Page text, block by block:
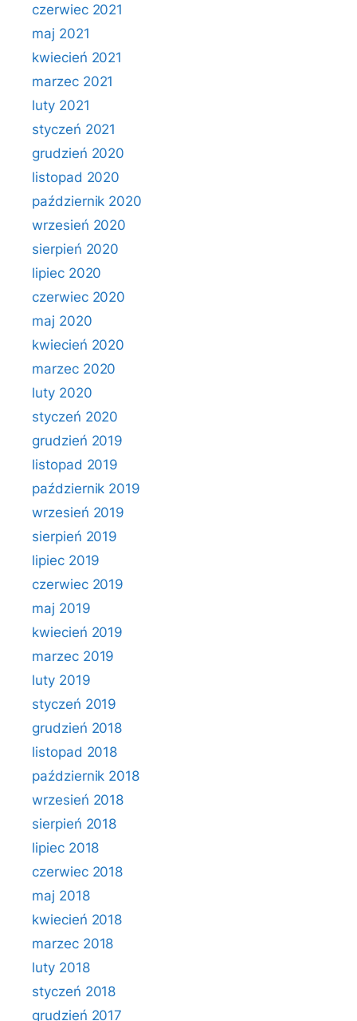
czerwiec 2021
maj 2021
kwiecień 2021
marzec 2021
luty 2021
styczeń 2021
grudzień 2020
listopad 2020
październik 2020
wrzesień 2020
sierpień 2020
lipiec 2020
czerwiec 2020
maj 2020
kwiecień 2020
marzec 2020
luty 2020
styczeń 2020
grudzień 2019
listopad 2019
październik 2019
wrzesień 2019
sierpień 2019
lipiec 2019
czerwiec 2019
maj 2019
kwiecień 2019
marzec 2019
luty 2019
styczeń 2019
grudzień 2018
listopad 2018
październik 2018
wrzesień 2018
sierpień 2018
lipiec 2018
czerwiec 2018
maj 2018
kwiecień 2018
marzec 2018
luty 2018
styczeń 2018
grudzień 2017